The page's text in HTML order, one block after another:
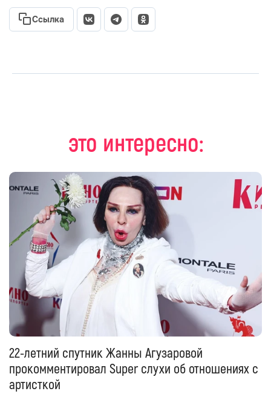
Ссылка
это интересно:
22-летний спутник Жанны Агузаровой
прокомментировал Super слухи об отношениях с
артисткой